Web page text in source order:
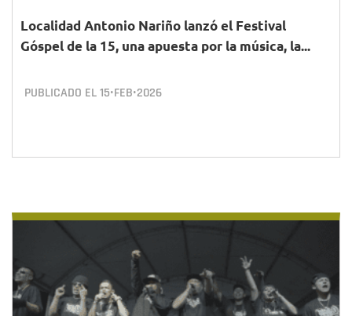
Localidad Antonio Nariño lanzó el Festival
Góspel de la 15, una apuesta por la música, la...
PUBLICADO EL15•FEB•2026